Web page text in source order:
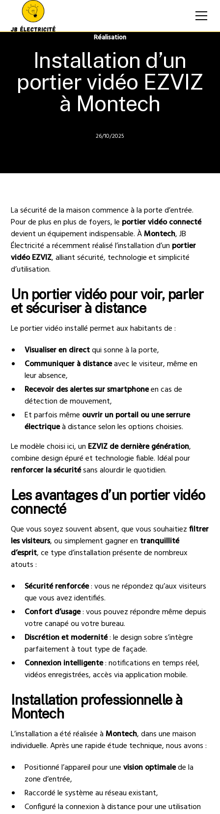
Réalisation
Installation d’un
portier vidéo EZVIZ
à Montech
26/10/2025
La sécurité de la maison commence à la porte d’entrée.
Pour de plus en plus de foyers, le portier vidéo connecté
devient un équipement indispensable. ÀMontech,JB
Électricitéa récemment réalisé l’installation d’un portier
vidéo EZVIZ, alliant sécurité, technologie et simplicité
d’utilisation.
Un portier vidéo pour voir, parler
et sécuriser à distance
Le portier vidéo installé permet aux habitants de :
Visualiser en directqui sonne à la porte,
Communiquer à distanceavec le visiteur, même en
leur absence,
Recevoir des alertes sur smartphoneen cas de
détection de mouvement,
Et parfois même ouvrir un portail ou une serrure
électriqueà distance selon les options choisies.
Le modèle choisi ici, un EZVIZ de dernière génération,
combine design épuré et technologie fiable. Idéal pour
renforcer la sécuritésans alourdir le quotidien.
Les avantages d’un portier vidéo
connecté
Que vous soyez souvent absent, que vous souhaitiezfiltrer
les visiteurs, ou simplement gagner en tranquillité
d’esprit, ce type d’installation présente de nombreux
atouts :
Sécurité renforcée: vous ne répondez qu’aux visiteurs
que vous avez identifiés.
Confort d’usage: vous pouvez répondre même depuis
votre canapé ou votre bureau.
Discrétion et modernité: le design sobre s’intègre
parfaitement à tout type de façade.
Connexion intelligente: notifications en temps réel,
vidéos enregistrées, accès via application mobile.
Installation professionnelle à
Montech
L’installation a été réalisée àMontech, dans une maison
individuelle. Après une rapide étude technique, nous avons :
Positionné l’appareil pour unevision optimalede la
zone d’entrée,
Raccordé le système au réseau existant,
Configuré la connexion à distance pour une utilisation